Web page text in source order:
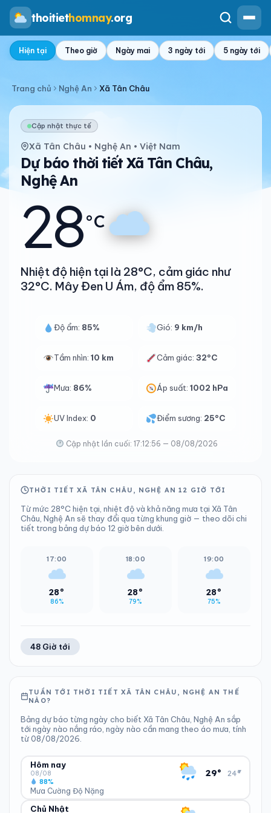
thoitiethomnay.org
Hiện tại Theo giờ Ngày mai 3 ngày tới 5 ngày tới
Trang chủ Nghệ An Xã Tân Châu
Cập nhật thực tế
Xã Tân Châu • Nghệ An • Việt Nam
Dự báo thời tiết Xã Tân Châu,
Nghệ An
28°C
Nhiệt độ hiện tại là 28°C, cảm giác như
32°C. Mây Đen U Ám, độ ẩm 85%.
Độ ẩm: 85% Gió: 9 km/h
Tầm nhìn: 10 km Cảm giác:32°C
Mưa: 86% Áp suất:1002 hPa
UV Index: 0 Điểm sương: 25°C
Cập nhật lần cuối: 17:12:56 — 08/08/2026
THỜI TIẾT XÃ TÂN CHÂU, NGHỆ AN 12 GIỜ TỚI
Từ mức 28°C hiện tại, nhiệt độ và khả năng mưa tại Xã Tân
Châu, Nghệ An sẽ thay đổi qua từng khung giờ — theo dõi chi
tiết trong bảng dự báo 12 giờ bên dưới.
17:00
28°
86%
18:00
28°
79%
19:00
28°
75%
48 Giờ tới
TUẦN TỚI THỜI TIẾT XÃ TÂN CHÂU, NGHỆ AN THẾ
NÀO?
Bảng dự báo từng ngày cho biết Xã Tân Châu, Nghệ An sắp
tới ngày nào nắng ráo, ngày nào cần mang theo áo mưa, tính
từ 08/08/2026.
Hôm nay
08/08
Mưa Cường Độ Nặng
88%
29° 24°
▾
ĐỘ ẨM
Chủ Nhật